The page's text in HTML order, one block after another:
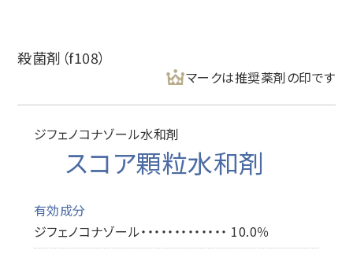
殺菌剤（f108）
マークは推奨薬剤の印です
ジフェノコナゾール水和剤
スコア顆粒水和剤
有効成分
ジフェノコナゾール・・・・・・・・・・・・・ 10.0％